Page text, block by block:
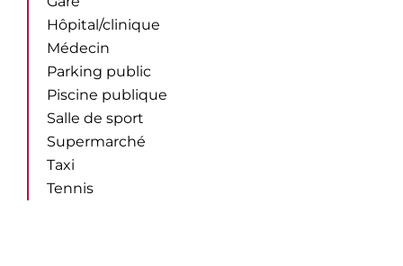
Hôpital/clinique
Médecin
Parking public
Piscine publique
Salle de sport
Supermarché
Taxi
Tennis